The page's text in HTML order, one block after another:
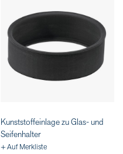
Kunststoffeinlage zu Glas- und
Seifenhalter
+ Auf Merkliste